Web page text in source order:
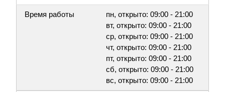
Время работы
пн, открыто: 09:00 - 21:00
вт, открыто: 09:00 - 21:00
ср, открыто: 09:00 - 21:00
чт, открыто: 09:00 - 21:00
пт, открыто: 09:00 - 21:00
сб, открыто: 09:00 - 21:00
вс, открыто: 09:00 - 21:00